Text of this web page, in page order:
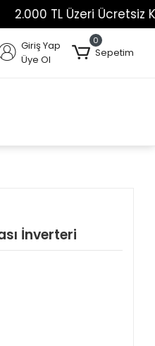
TL Üzeri Ücretsiz
Giriş Yap
Üye Ol
0
Sepetim
İnverteri